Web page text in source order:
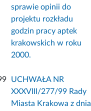
sprawie opinii do
projektu rozkładu
godzin pracy aptek
krakowskich w roku
2000.
UCHWAŁA NR
XXXVIII/277/99 Rady
Miasta Krakowa z dnia